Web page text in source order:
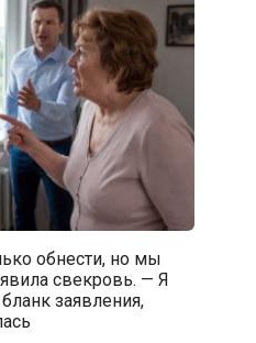
обнести, но мы
свекровь. — Я
заявления,